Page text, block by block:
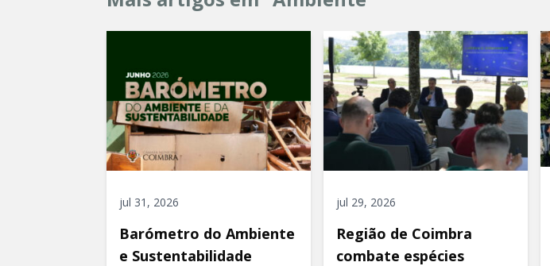
jul 31, 2026
Barómetro do Ambiente
e Sustentabilidade
jul 29, 2026
Região de Coimbra
combate espécies